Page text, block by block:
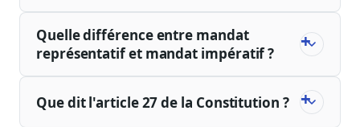
Quelle différence entre mandat
représentatif et mandat impératif ?
Que dit l'article 27 de la Constitution ?